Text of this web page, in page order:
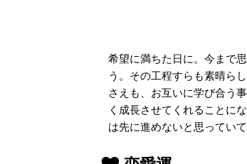
希望に満ちた日に。今まで
う。その工程すらも素晴ら
さえも、お互いに学び合う
く成長させてくれることに
は先に進めないと思ってい